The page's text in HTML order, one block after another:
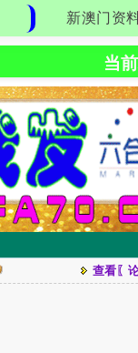
新澳门资
当
查看〖